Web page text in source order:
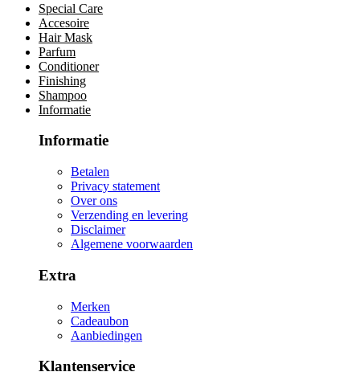
Special Care
Accesoire
Hair Mask
Parfum
Conditioner
Finishing
Shampoo
Informatie
Informatie
Betalen
Privacy statement
Over ons
Verzending en levering
Disclaimer
Algemene voorwaarden
Extra
Merken
Cadeaubon
Aanbiedingen
Klantenservice